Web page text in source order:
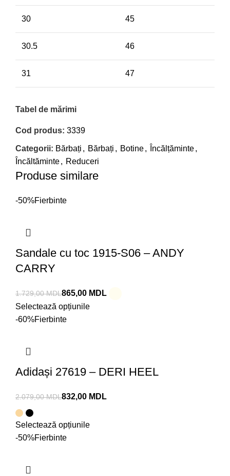
30 45
30.5 46
31 47
Tabel de mărimi
Cod produs: 3339
Categorii: Bărbați , Bărbați , Botine, Încălțăminte,
Încăltăminte, Reduceri
Produse similare
-50%Fierbinte
Sandale cu toc 1915-S06 – ANDY
CARRY
1.729,00MDL865,00 MDL
Selectează opțiunile
-60%Fierbinte
Adidași 27619 – DERI HEEL
2.079,00MDL832,00 MDL
Selectează opțiunile
-50%Fierbinte